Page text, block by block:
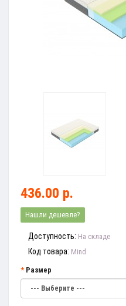
436.00 р.
Нашли дешевле?
Доступность: На складе
Код товара: Mind
Размер